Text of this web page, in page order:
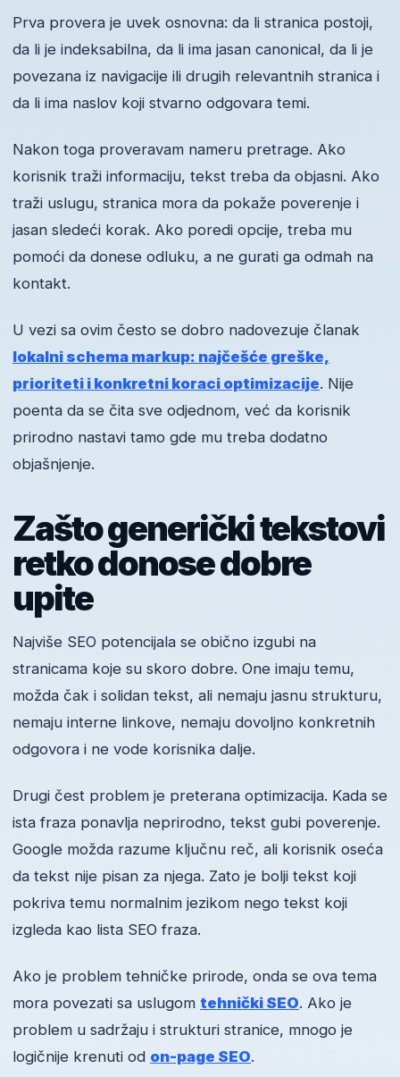
Prva provera je uvek osnovna: da li stranica postoji,
da li je indeksabilna, da li ima jasan canonical, da li je
povezana iz navigacije ili drugih relevantnih stranica i
da li ima naslov koji stvarno odgovara temi.
Nakon toga proveravam nameru pretrage. Ako
korisnik traži informaciju, tekst treba da objasni. Ako
traži uslugu, stranica mora da pokaže poverenje i
jasan sledeći korak. Ako poredi opcije, treba mu
pomoći da donese odluku, a ne gurati ga odmah na
kontakt.
U vezi sa ovim često se dobro nadovezuje članak
lokalni schema markup: najčešće greške,
prioriteti i konkretni koraci optimizacije. Nije
poenta da se čita sve odjednom, već da korisnik
prirodno nastavi tamo gde mu treba dodatno
objašnjenje.
Zašto generički tekstovi
retko donose dobre
upite
Najviše SEO potencijala se obično izgubi na
stranicama koje su skoro dobre. One imaju temu,
možda čak i solidan tekst, ali nemaju jasnu strukturu,
nemaju interne linkove, nemaju dovoljno konkretnih
odgovora i ne vode korisnika dalje.
Drugi čest problem je preterana optimizacija. Kada se
ista fraza ponavlja neprirodno, tekst gubi poverenje.
Google možda razume ključnu reč, ali korisnik oseća
da tekst nije pisan za njega. Zato je bolji tekst koji
pokriva temu normalnim jezikom nego tekst koji
izgleda kao lista SEO fraza.
Ako je problem tehničke prirode, onda se ova tema
mora povezati sa uslugom tehnički SEO. Ako je
problem u sadržaju i strukturi stranice, mnogo je
logičnije krenuti od on-page SEO.